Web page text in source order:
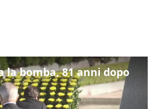
la bomba, 81 anni dopo